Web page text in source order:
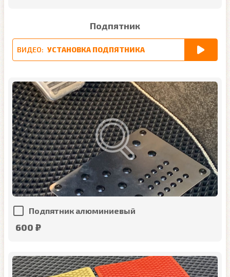
Подпятник
ВИДЕО: УСТАНОВКА ПОДПЯТНИКА
Подпятник алюминиевый
600 ₽